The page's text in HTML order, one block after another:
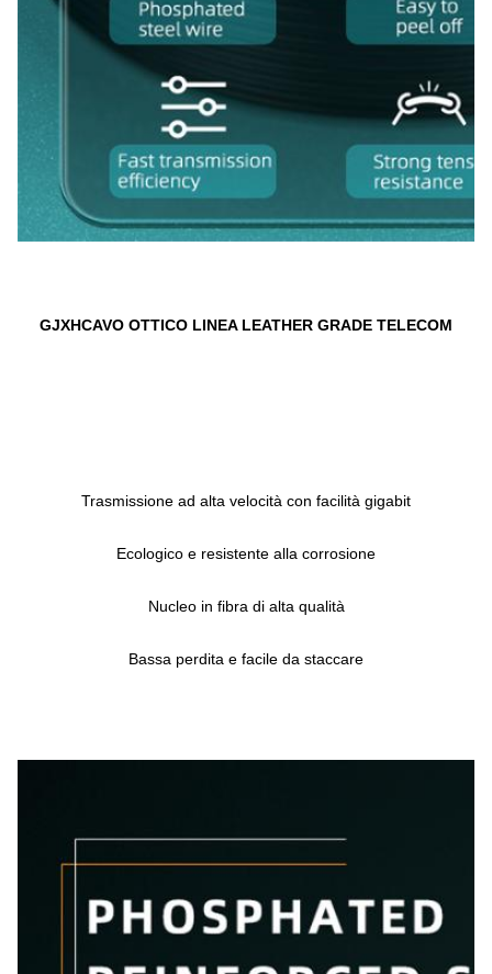
GJXHCAVO OTTICO LINEA LEATHER GRADE TELECOM
Trasmissione ad alta velocità con facilità gigabit
Ecologico e resistente alla corrosione
Nucleo in fibra di alta qualità
Bassa perdita e facile da staccare